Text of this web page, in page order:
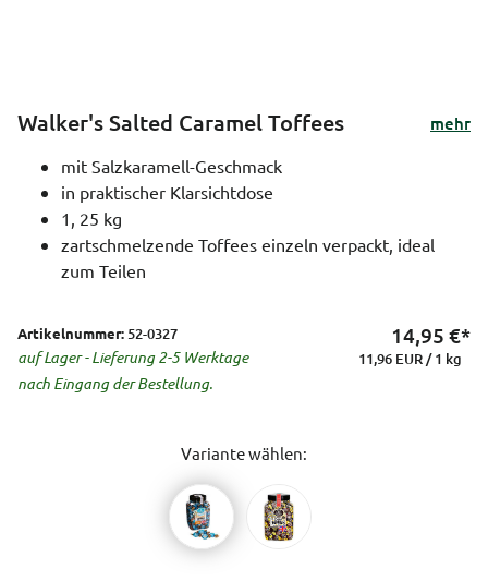
Walker's Salted Caramel Toffees
mehr
mit Salzkaramell-Geschmack
in praktischer Klarsichtdose
1, 25 kg
zartschmelzende Toffees einzeln verpackt, ideal
zum Teilen
Artikelnummer: 52-0327
auf Lager - Lieferung 2-5 Werktage
nach Eingang der Bestellung.
14,95 €*
11,96 EUR / 1 kg
Variante wählen: